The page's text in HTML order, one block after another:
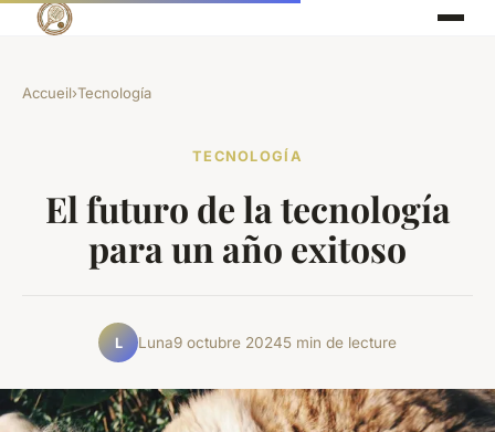
Accueil›Tecnología
TECNOLOGÍA
El futuro de la tecnología
para un año exitoso
L Luna9 octubre 20245 min de lecture